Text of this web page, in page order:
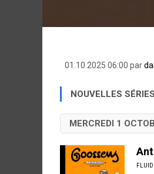
01.10.2025 06:00 par
NOUVELLES SÉRIES
MERCREDI 1